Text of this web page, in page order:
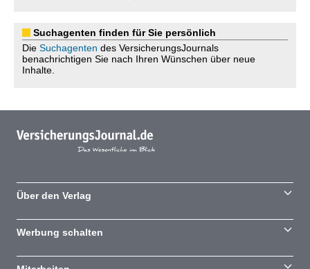
Suchagenten finden für Sie persönlich
Die Suchagenten des VersicherungsJournals
benachrichtigen Sie nach Ihren Wünschen über neue
Inhalte.
Über den Verlag
Werbung schalten